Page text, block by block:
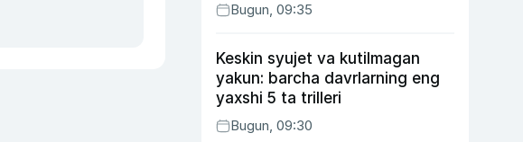
Bugun, 09:35
Keskin syujet va kutilmagan
yakun: barcha davrlarning eng
yaxshi 5 ta trilleri
Bugun, 09:30